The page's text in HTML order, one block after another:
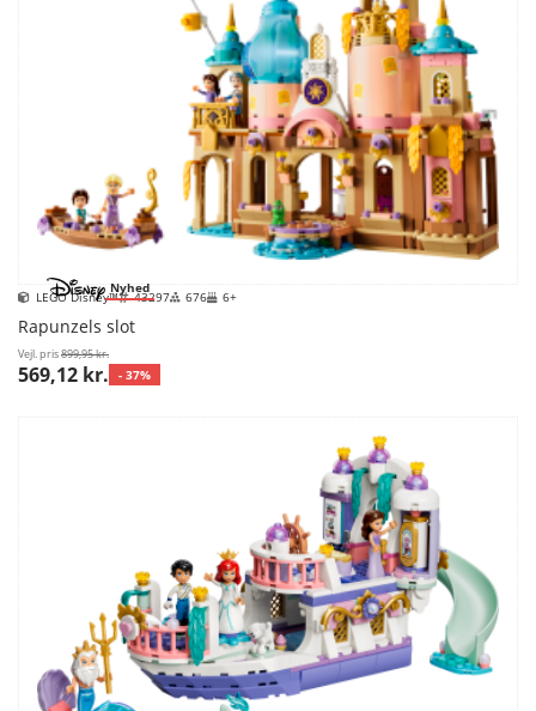
Nyhed
LEGO Disney™ 43297 676 6+
Rapunzels slot
Vejl. pris899,95 kr.
569,12 kr. - 37%